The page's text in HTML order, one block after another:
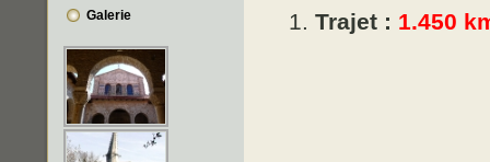
Galerie
Trajet : 1.450